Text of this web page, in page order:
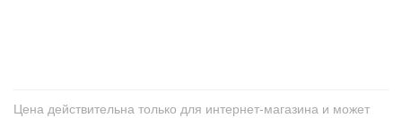
Цена действительна только для интернет-магазина и может